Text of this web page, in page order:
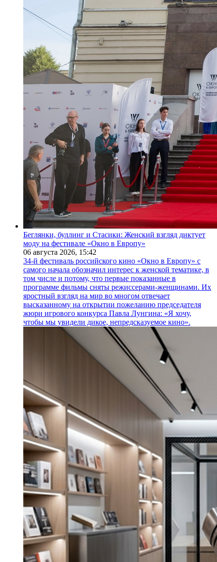
Беглянки, буллинг и Стасики: Женский взгляд диктует
моду на фестивале «Окно в Европу»
06 августа 2026, 15:42
34-й фестиваль российского кино «Окно в Европу» с
самого начала обозначил интерес к женской тематике, в
том числе и потому, что первые показанные в
программе фильмы сняты режиссерами-женщинами. Их
яростный взгляд на мир во многом отвечает
высказанному на открытии пожеланию председателя
жюри игрового конкурса Павла Лунгина: «Я хочу,
чтобы мы увидели дикое, непредсказуемое кино».